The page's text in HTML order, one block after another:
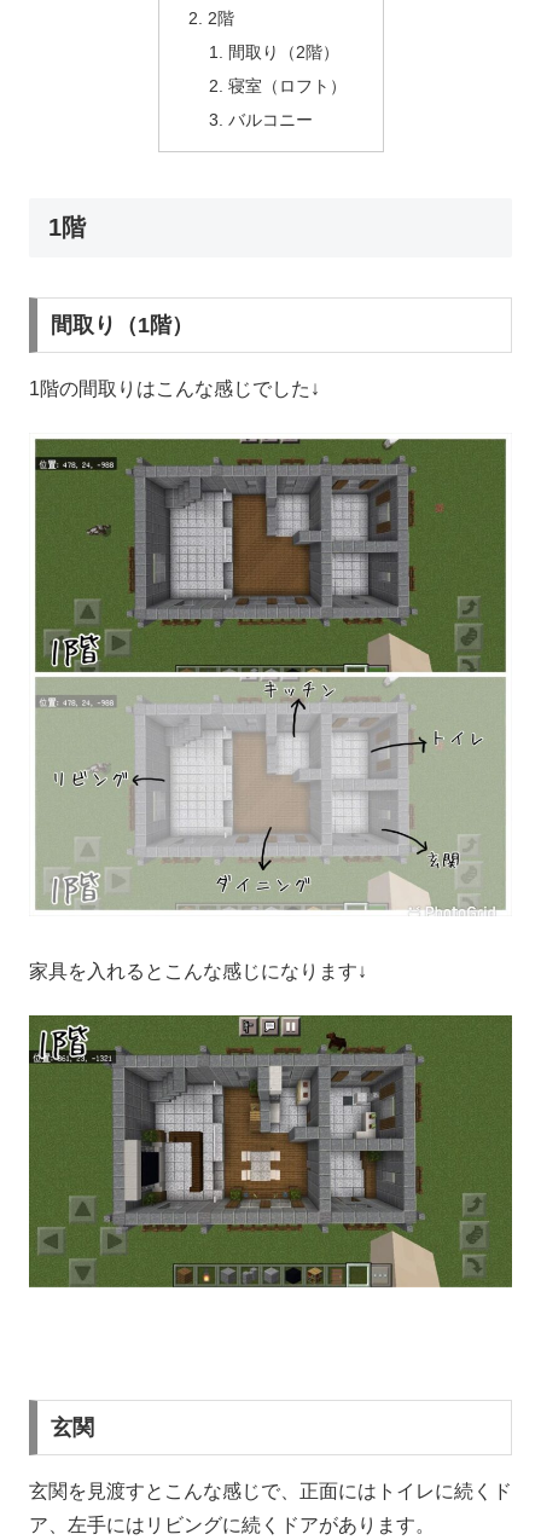
2階
間取り（2階）
寝室（ロフト）
バルコニー
1階
間取り（1階）
1階の間取りはこんな感じでした↓
家具を入れるとこんな感じになります↓
玄関
玄関を見渡すとこんな感じで、正面にはトイレに続くド
ア、左手にはリビングに続くドアがあります。